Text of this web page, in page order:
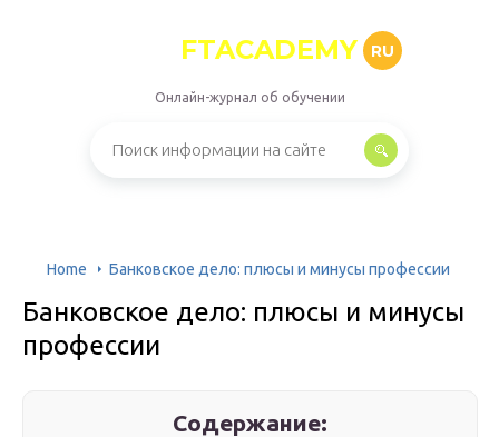
FTACADEMY RU
Онлайн-журнал об обучении
Home Банковское дело: плюсы и минусы профессии
Банковское дело: плюсы и минусы
профессии
Содержание: